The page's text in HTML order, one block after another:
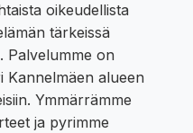
oikeudellista
tärkeissä
Palvelumme on
Kannelmäen alueen
Ymmärrämme
ja pyrimme